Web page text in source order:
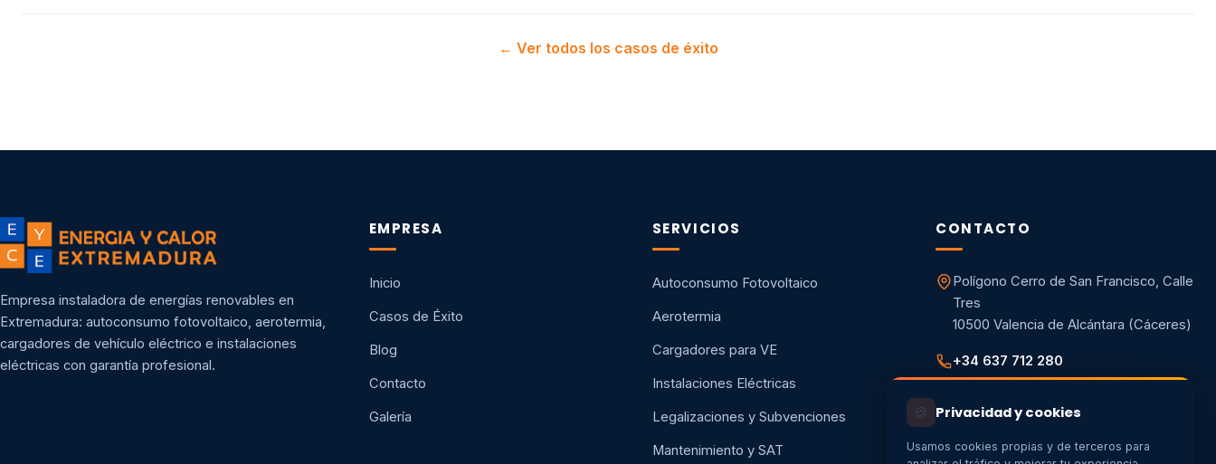
← Ver todos los casos de éxito
Empresa instaladora de energías renovables en
Extremadura: autoconsumo fotovoltaico, aerotermia,
cargadores de vehículo eléctrico e instalaciones
eléctricas con garantía profesional.
EMPRESA
Inicio
Casos de Éxito
Blog
Contacto
Galería
SERVICIOS
Autoconsumo Fotovoltaico
Aerotermia
Cargadores para VE
Instalaciones Eléctricas
Legalizaciones y Subvenciones
Mantenimiento y SAT
CONTACTO
Polígono Cerro de San Francisco, Calle
Tres
10500 Valencia de Alcántara (Cáceres)
+34 637 712 280
🍪 Privacidad y cookies
Usamos cookies propias y de terceros para